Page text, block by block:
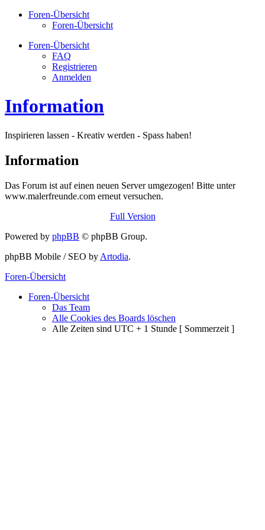
Foren-Übersicht
Foren-Übersicht
Foren-Übersicht
FAQ
Registrieren
Anmelden
Information
Inspirieren lassen - Kreativ werden - Spass haben!
Information
Das Forum ist auf einen neuen Server umgezogen! Bitte unter
www.malerfreunde.com erneut versuchen.
Full Version
Powered by phpBB © phpBB Group.
phpBB Mobile / SEO by Artodia.
Foren-Übersicht
Foren-Übersicht
Das Team
Alle Cookies des Boards löschen
Alle Zeiten sind UTC + 1 Stunde [ Sommerzeit ]